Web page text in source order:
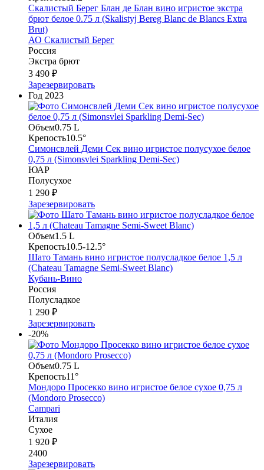
Скалистый Берег Блан де Блан вино игристое экстра
брют белое 0.75 л (Skalistyj Bereg Blanc de Blancs Extra
Brut)
АО Скалистый Берег
Россия
Экстра брют
3 490 ₽
Зарезервировать
Год 2023
Объем0.75 L
Крепость10.5°
Симонсвлей Деми Сек вино игристое полусухое белое
0,75 л (Simonsvlei Sparkling Demi-Sec)
ЮАР
Полусухое
1 290 ₽
Зарезервировать
Объем1.5 L
Крепость10.5-12.5°
Шато Тамань вино игристое полусладкое белое 1,5 л
(Chateau Tamagne Semi-Sweet Blanc)
Кубань-Вино
Россия
Полусладкое
1 290 ₽
Зарезервировать
-20%
Объем0.75 L
Крепость11°
Мондоро Просекко вино игристое белое сухое 0,75 л
(Mondoro Prosecco)
Campari
Италия
Сухое
1 920 ₽
2400
Зарезервировать